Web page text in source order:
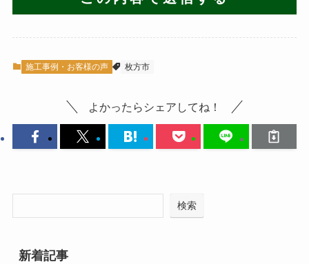
施工事例・お客様の声 枚方市
よかったらシェアしてね！
検索
新着記事